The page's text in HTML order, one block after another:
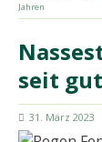
Jahren
seit
31. März 2023